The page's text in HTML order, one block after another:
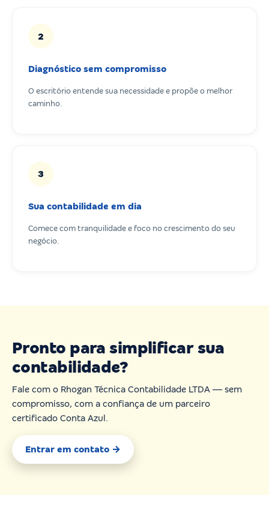
2
Diagnóstico sem compromisso
O escritório entende sua necessidade e propõe o melhor
caminho.
3
Sua contabilidade em dia
Comece com tranquilidade e foco no crescimento do seu
negócio.
Pronto para simplificar sua
contabilidade?
Fale com o Rhogan Técnica Contabilidade LTDA — sem
compromisso, com a confiança de um parceiro
certificado Conta Azul.
Entrar em contato →